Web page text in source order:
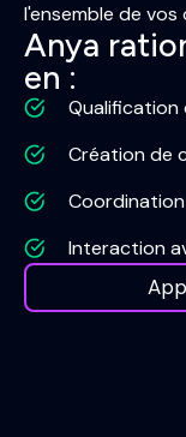
l'ensemble de
Anya
en :
Qualification
Création de
Interaction